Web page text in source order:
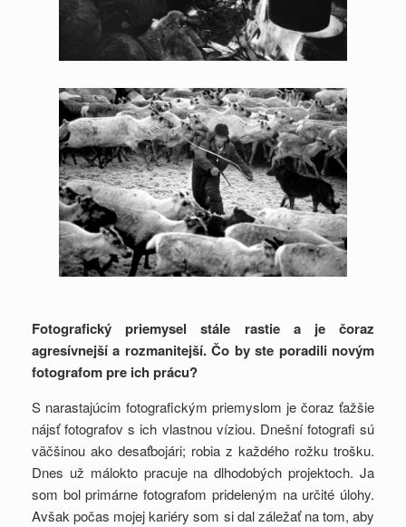
Fotografický priemysel stále rastie a je čoraz
agresívnejší a rozmanitejší. Čo by ste poradili novým
fotografom pre ich prácu?
S narastajúcim fotografickým priemyslom je čoraz ťažšie
nájsť fotografov s ich vlastnou víziou. Dnešní fotografi sú
väčšinou ako desaťbojári; robia z každého rožku trošku.
Dnes už málokto pracuje na dlhodobých projektoch. Ja
som bol primárne fotografom prideleným na určité úlohy.
Avšak počas mojej kariéry som si dal záležať na tom, aby